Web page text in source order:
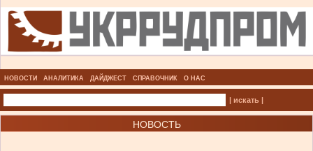
НОВОСТИ АНАЛИТИКА ДАЙДЖЕСТ СПРАВОЧНИК О НАС
| искать |
НОВОСТЬ